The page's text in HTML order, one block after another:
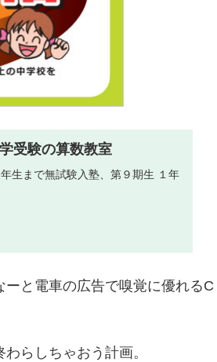
受験の算数教室
生まで無試験入塾、第９期生 １年
と電車の広告で嗅覚に優れるC
らしちゃおう計画。